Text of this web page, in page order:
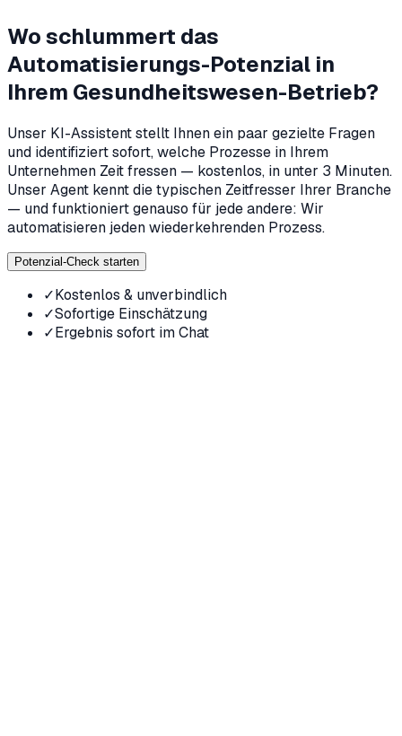
Wo schlummert das
Automatisierungs-Potenzial in
Ihrem Gesundheitswesen-Betrieb?
Unser KI-Assistent stellt Ihnen ein paar gezielte Fragen
und identifiziert sofort, welche Prozesse in Ihrem
Unternehmen Zeit fressen — kostenlos, in unter 3 Minuten.
Unser Agent kennt die typischen Zeitfresser Ihrer Branche
— und funktioniert genauso für jede andere: Wir
automatisieren jeden wiederkehrenden Prozess.
Potenzial-Check starten
✓Kostenlos & unverbindlich
✓Sofortige Einschätzung
✓Ergebnis sofort im Chat